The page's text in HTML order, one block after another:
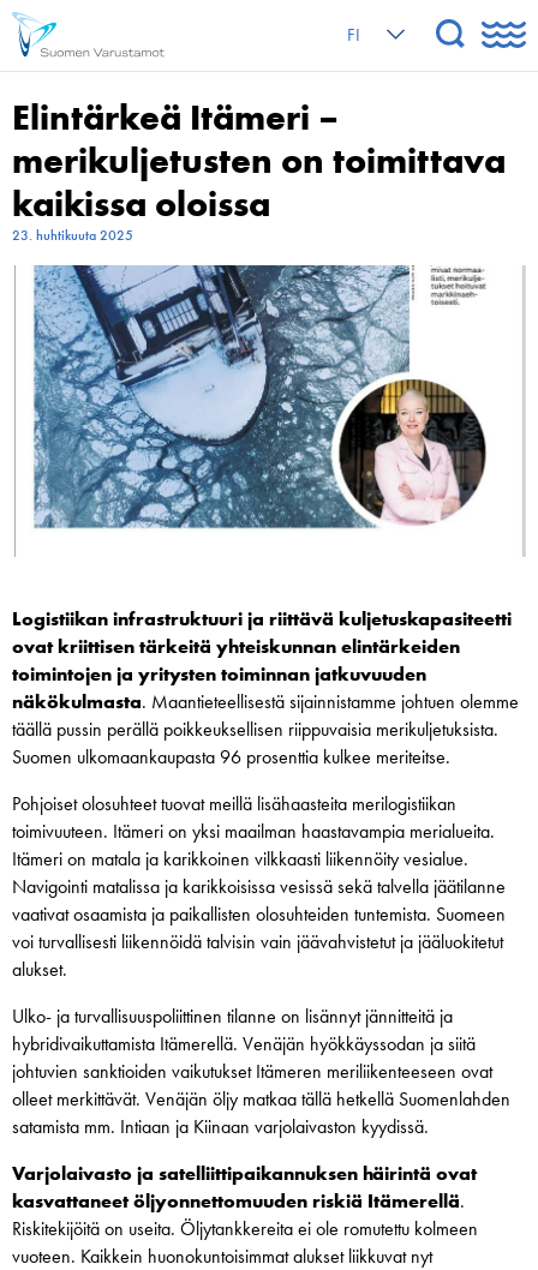
FI
Elintärkeä Itämeri –
merikuljetusten on toimittava
kaikissa oloissa
23. huhtikuuta 2025
Logistiikan infrastruktuuri ja riittävä kuljetuskapasiteetti
ovat kriittisen tärkeitä yhteiskunnan elintärkeiden
toimintojen ja yritysten toiminnan jatkuvuuden
näkökulmasta. Maantieteellisestä sijainnistamme johtuen olemme
täällä pussin perällä poikkeuksellisen riippuvaisia merikuljetuksista.
Suomen ulkomaankaupasta 96 prosenttia kulkee meriteitse.
Pohjoiset olosuhteet tuovat meillä lisähaasteita merilogistiikan
toimivuuteen. Itämeri on yksi maailman haastavampia merialueita.
Itämeri on matala ja karikkoinen vilkkaasti liikennöity vesialue.
Navigointi matalissa ja karikkoisissa vesissä sekä talvella jäätilanne
vaativat osaamista ja paikallisten olosuhteiden tuntemista. Suomeen
voi turvallisesti liikennöidä talvisin vain jäävahvistetut ja jääluokitetut
alukset.
Ulko- ja turvallisuuspoliittinen tilanne on lisännyt jännitteitä ja
hybridivaikuttamista Itämerellä. Venäjän hyökkäyssodan ja siitä
johtuvien sanktioiden vaikutukset Itämeren meriliikenteeseen ovat
olleet merkittävät. Venäjän öljy matkaa tällä hetkellä Suomenlahden
satamista mm. Intiaan ja Kiinaan varjolaivaston kyydissä.
Varjolaivasto ja satelliittipaikannuksen häirintä ovat
kasvattaneet öljyonnettomuuden riskiä Itämerellä.
Riskitekijöitä on useita. Öljytankkereita ei ole romutettu kolmeen
vuoteen. Kaikkein huonokuntoisimmat alukset liikkuvat nyt